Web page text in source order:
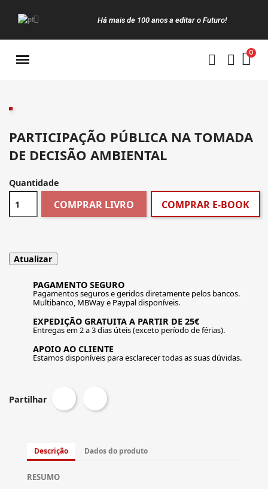
Há mais de 100 anos a editar o Futuro!
PARTICIPAÇÃO PÚBLICA NA TOMADA
DE DECISÃO AMBIENTAL
Quantidade
COMPRAR LIVRO COMPRAR E-BOOK
PAGAMENTO SEGURO
Pagamentos seguros e geridos diretamente pelos bancos.
Multibanco, MBWay e Paypal disponíveis.
EXPEDIÇÃO GRATUITA A PARTIR DE 25€
Entregas em 2 a 3 dias úteis (exceto período de férias).
APOIO AO CLIENTE
Estamos disponíveis para esclarecer todas as suas dúvidas.
Partilhar
Descrição Dados do produto
RESUMO